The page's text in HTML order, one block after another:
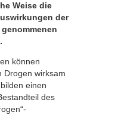
Weise die
der
können
Drogen wirksam
einen
des